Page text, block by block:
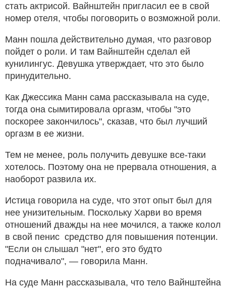
стать актрисой. Вайнштейн пригласил ее в свой
номер отеля, чтобы поговорить о возможной роли.
Манн пошла действительно думая, что разговор
пойдет о роли. И там Вайнштейн сделал ей
кунилингус. Девушка утверждает, что это было
принудительно.
Как Джессика Манн сама рассказывала на суде,
тогда она сымитировала оргазм, чтобы "это
поскорее закончилось", сказав, что был лучший
оргазм в ее жизни.
Тем не менее, роль получить девушке все-таки
хотелось. Поэтому она не прервала отношения, а
наоборот развила их.
Истица говорила на суде, что этот опыт был для
нее унизительным. Поскольку Харви во время
отношений дважды на нее мочился, а также колол
в свой пенис средство для повышения потенции.
"Если он слышал "нет", его это будто
подначивало", — говорила Манн.
На суде Манн рассказывала, что тело Вайнштейна